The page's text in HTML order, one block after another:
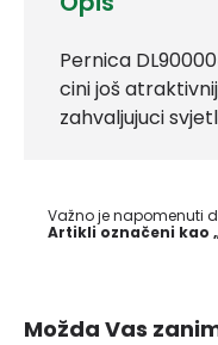
Pernica
cini još
zahvaljujuci
Važno je napomenuti
Artikli označeni kao
Možda Vas